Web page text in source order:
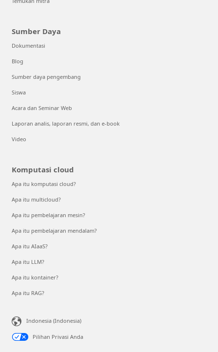
Sumber Daya
Dokumentasi
Blog
Sumber daya pengembang
Siswa
Acara dan Seminar Web
Laporan analis, laporan resmi, dan e-book
Video
Komputasi cloud
Apa itu komputasi cloud?
Apa itu multicloud?
Apa itu pembelajaran mesin?
Apa itu pembelajaran mendalam?
Apa itu AIaaS?
Apa itu LLM?
Apa itu kontainer?
Apa itu RAG?
Indonesia (Indonesia)
Pilihan Privasi Anda